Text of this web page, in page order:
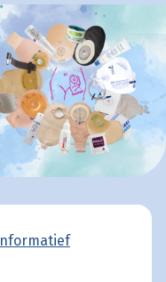
Informatief